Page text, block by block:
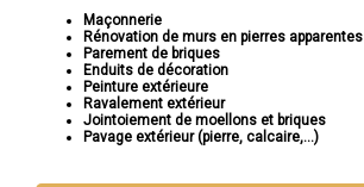
Maçonnerie
Rénovation de murs en pierres apparentes
Parement de briques
Enduits de décoration
Peinture extérieure
Ravalement extérieur
Jointoiement de moellons et briques
Pavage extérieur (pierre, calcaire,...)